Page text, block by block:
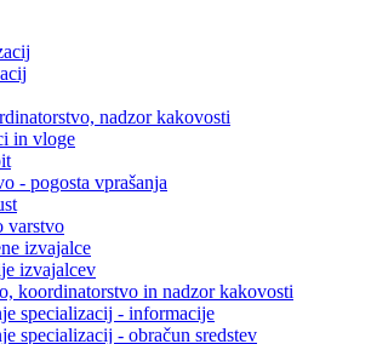
nadzor kakovosti
in vloge
- pogosta vprašanja
varstvo
izvajalce
izvajalcev
koordinatorstvo in nadzor kakovosti
specializacij - informacije
specializacij - obračun sredstev